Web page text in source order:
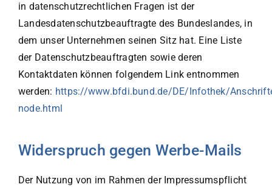
in datenschutzrechtlichen Fragen ist der
Landesdatenschutzbeauftragte des Bundeslandes, in
dem unser Unternehmen seinen Sitz hat. Eine Liste
der Datenschutzbeauftragten sowie deren
Kontaktdaten können folgendem Link entnommen
werden: https://www.bfdi.bund.de/DE/Infothek/
node.html
Widerspruch gegen Werbe-Mails
Der Nutzung von im Rahmen der Impressumspflicht